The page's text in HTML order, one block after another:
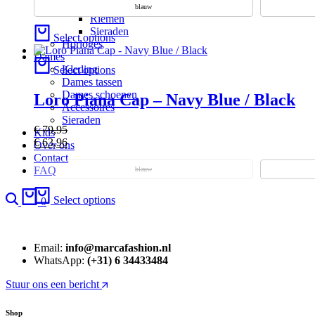
Riemen
Sieraden
Horloges
Dames
Kleding
Dames tassen
Dames schoenen
Accessoires
Sieraden
Kids
Over ons
Contact
FAQ
Search
0
Cart
blauw
Select options
Select options
Loro Piana Cap – Navy Blue / Black
€79,95
€63,96
blauw
Select options
Email: info@marcafashion.nl
WhatsApp: (+31) 6 34433484
Stuur ons een bericht
Shop